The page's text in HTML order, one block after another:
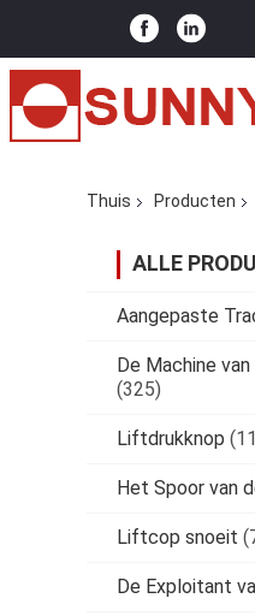
Thuis Producten
ALLE
Aangepaste
De Machine
(325)
Liftdrukknop
Het Spoor van
Liftcop snoeit
De Exploitant